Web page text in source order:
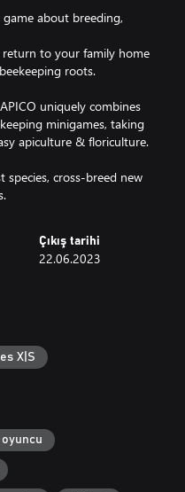
about breeding,
to your family home
roots.
uniquely combines
minigames, taking
apiculture & floriculture.
cross-breed new
Çıkış tarihi
22.06.2023
X|S
oyuncu